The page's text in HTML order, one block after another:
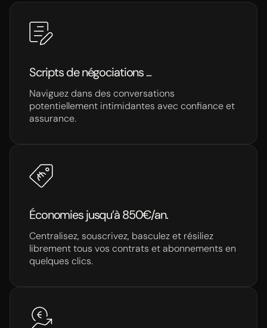
Scripts de négociations ...
Naviguez dans des conversations
potentiellement intimidantes avec confiance et
assurance.
Économies jusqu’à 850€/an.
Centralisez, souscrivez, basculez et résiliez
librement tous vos contrats et abonnements en
quelques clics.